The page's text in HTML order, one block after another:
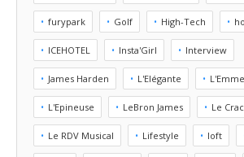
furypark Golf High-Tech
ICEHOTEL Insta'Girl Interview
James Harden L'Elégante
L'Epineuse LeBron James Le
Le RDV Musical Lifestyle loft